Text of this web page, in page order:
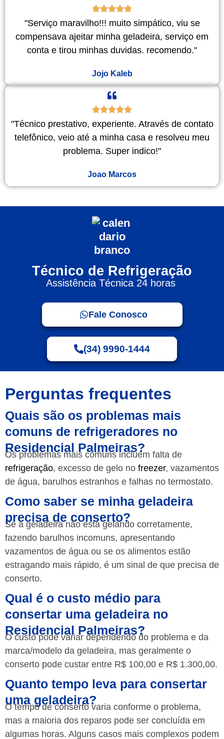
"Serviço maravilho!!! muito simpático, viu se
compensava ajeitar minha geladeira, serviço em
conta e tirou minhas duvidas. recomendo."
Jojo Kaleb
"Técnico prestativo, experiente. Através de contato
telefônico, veio até a minha casa e resolveu meu
problema. Super indico!"
Joao Marcos
Técnico de Refrigeração
Assistência Técnica 24 horas
Fale Conosco
(34) 9990-1444
Perguntas frequentes
Quais são os problemas mais
comuns de refrigeradores no
Residencial Palmeiras?
Os problemas mais comuns incluem falta de
refrigeração, excesso de gelo no freezer, vazamentos
de água, barulhos estranhos e falhas no termostato.
Como saber se minha geladeira
precisa de conserto?
Se a geladeira não está gelando corretamente,
fazendo barulhos incomuns, apresentando
vazamentos de água ou se os alimentos estão
estragando mais rápido, é um sinal de que precisa de
conserto.
Qual é o custo médio para
consertar uma geladeira no
Residencial Palmeiras?
O custo pode variar dependendo do problema e da
marca/modelo da geladeira, mas geralmente o
conserto pode custar entre R$ 100,00 e R$ 1.300,00.
Quanto tempo leva para consertar
uma geladeira?
O tempo de conserto varia conforme o problema,
mas a maioria dos reparos pode ser concluída em
algumas horas. Alguns casos mais complexos podem